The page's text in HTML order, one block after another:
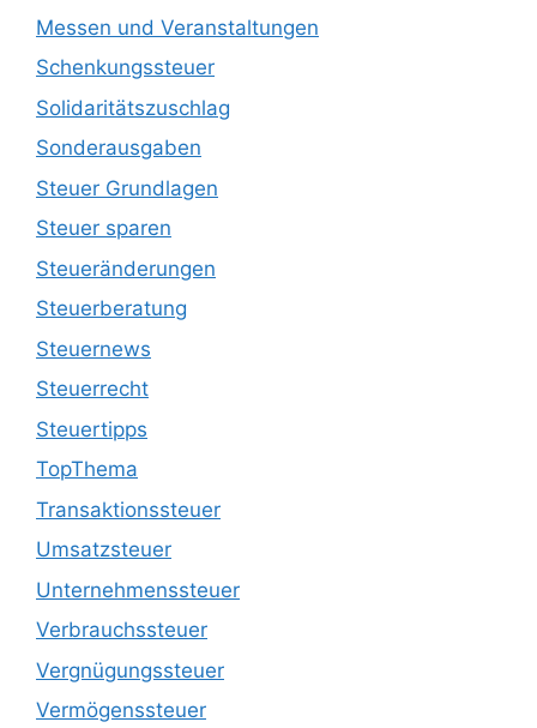
Messen und Veranstaltungen
Schenkungssteuer
Solidaritätszuschlag
Sonderausgaben
Steuer Grundlagen
Steuer sparen
Steueränderungen
Steuerberatung
Steuernews
Steuerrecht
Steuertipps
TopThema
Transaktionssteuer
Umsatzsteuer
Unternehmenssteuer
Verbrauchssteuer
Vergnügungssteuer
Vermögenssteuer